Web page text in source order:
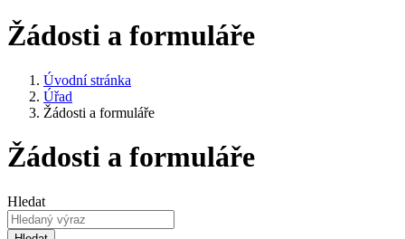
Žádosti a formuláře
Úvodní stránka
Úřad
Žádosti a formuláře
Žádosti a formuláře
Hledat